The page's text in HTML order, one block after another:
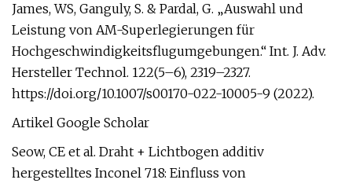
James, WS, Ganguly, S. & Pardal, G. „Auswahl und
Leistung von AM-Superlegierungen für
Hochgeschwindigkeitsflugumgebungen.“ Int. J. Adv.
Hersteller Technol. 122(5–6), 2319–2327.
https://doi.org/10.1007/s00170-022-10005-9 (2022).
Artikel Google Scholar
Seow, CE et al. Draht + Lichtbogen additiv
hergestelltes Inconel 718: Einfluss von